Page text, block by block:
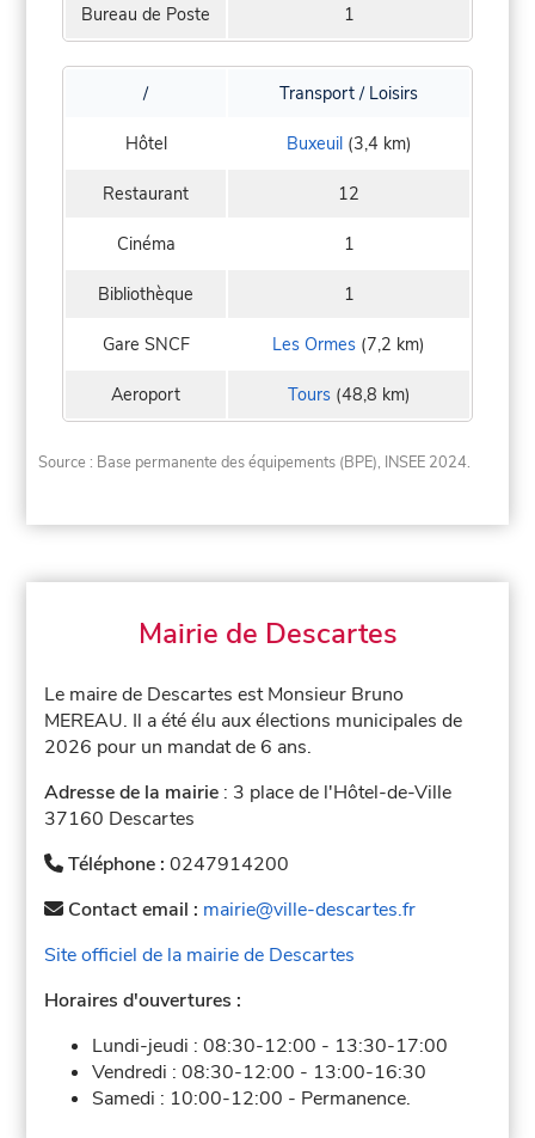
Bureau de Poste 1
/ Transport / Loisirs
Hôtel Buxeuil(3,4 km)
Restaurant 12
Cinéma 1
Bibliothèque 1
Gare SNCF Les Ormes (7,2 km)
Aeroport Tours(48,8 km)
Source : Base permanente des équipements (BPE), INSEE 2024.
Mairie de Descartes
Le maire de Descartes est Monsieur Bruno
MEREAU. Il a été élu aux élections municipales de
2026 pour un mandat de 6 ans.
Adresse de la mairie : 3 place de l'Hôtel-de-Ville
37160 Descartes
Téléphone :0247914200
Contact email : mairie@ville-descartes.fr
Site officiel de la mairie de Descartes
Horaires d'ouvertures :
Lundi-jeudi :08:30-12:00 - 13:30-17:00
Vendredi :08:30-12:00 - 13:00-16:30
Samedi : 10:00-12:00 - Permanence.